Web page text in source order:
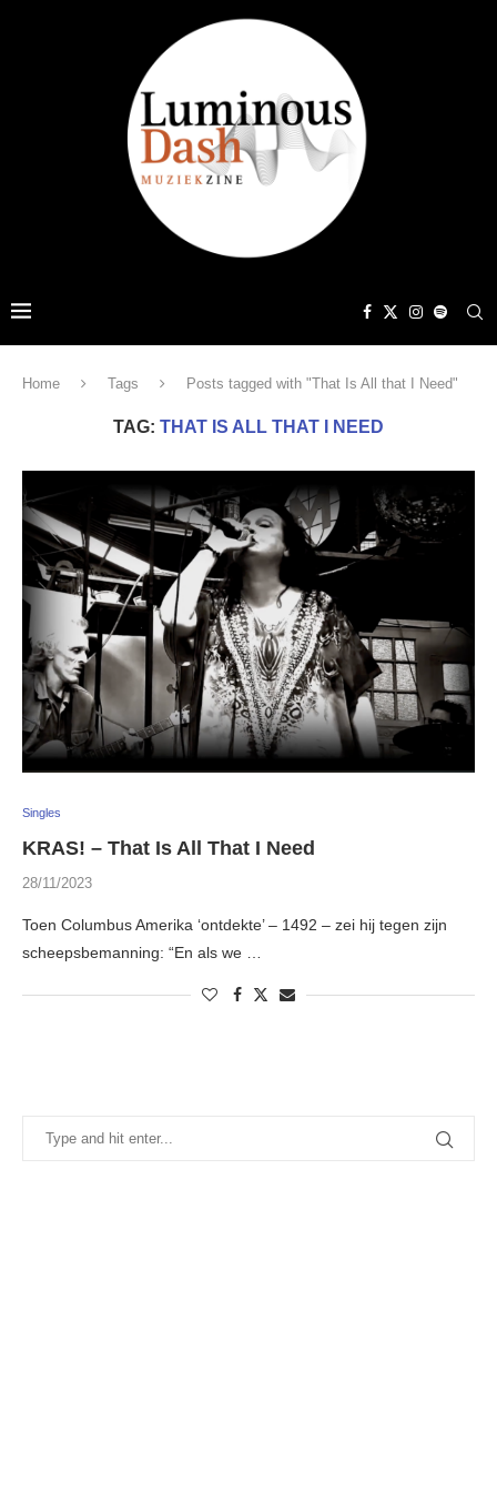
Home Tags Posts tagged with "That Is All that I Need"
TAG: THAT IS ALL THAT I NEED
Singles
KRAS! – That Is All That I Need
28/11/2023
Toen Columbus Amerika ‘ontdekte’ – 1492 – zei hij tegen zijn
scheepsbemanning: “En als we …